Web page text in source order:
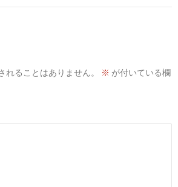
れることはありません。 ※ が付いている欄